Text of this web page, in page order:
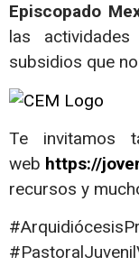
Episcopado
las
subsidios que
Te invitamos
web https://
recursos y